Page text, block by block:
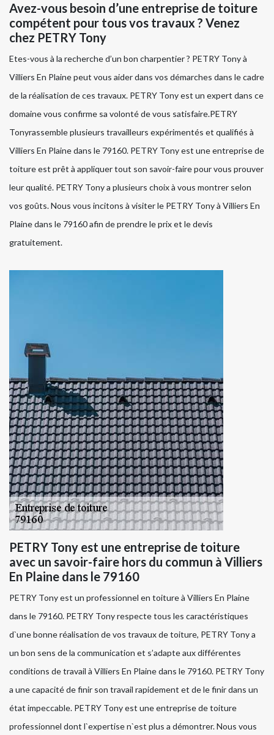
Avez-vous besoin d’une entreprise de toiture
compétent pour tous vos travaux ? Venez
chez PETRY Tony
Etes-vous à la recherche d’un bon charpentier ? PETRY Tony à
Villiers En Plaine peut vous aider dans vos démarches dans le cadre
de la réalisation de ces travaux. PETRY Tony est un expert dans ce
domaine vous confirme sa volonté de vous satisfaire.PETRY
Tonyrassemble plusieurs travailleurs expérimentés et qualifiés à
Villiers En Plaine dans le 79160. PETRY Tony est une entreprise de
toiture est prêt à appliquer tout son savoir-faire pour vous prouver
leur qualité. PETRY Tony a plusieurs choix à vous montrer selon
vos goûts. Nous vous incitons à visiter le PETRY Tony à Villiers En
Plaine dans le 79160 afin de prendre le prix et le devis
gratuitement.
PETRY Tony est une entreprise de toiture
avec un savoir-faire hors du commun à Villiers
En Plaine dans le 79160
PETRY Tony est un professionnel en toiture à Villiers En Plaine
dans le 79160. PETRY Tony respecte tous les caractéristiques
d`une bonne réalisation de vos travaux de toiture, PETRY Tony a
un bon sens de la communication et s’adapte aux différentes
conditions de travail à Villiers En Plaine dans le 79160. PETRY Tony
a une capacité de finir son travail rapidement et de le finir dans un
état impeccable. PETRY Tony est une entreprise de toiture
professionnel dont l`expertise n`est plus a démontrer. Nous vous